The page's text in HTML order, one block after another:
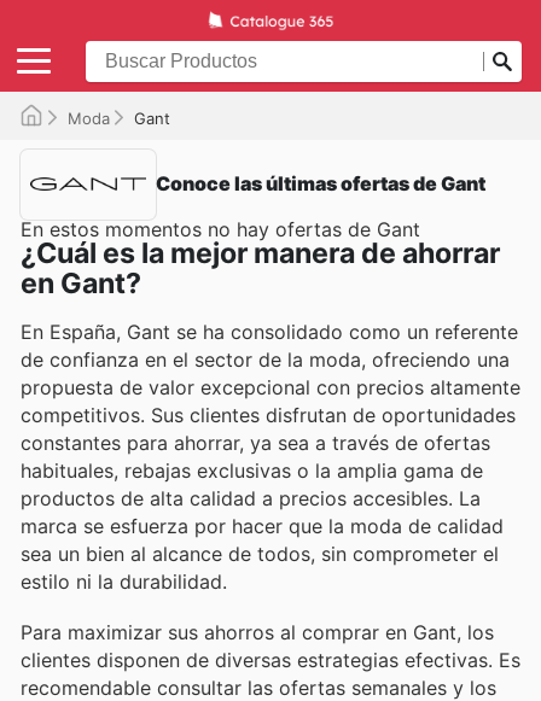
Moda Gant
Conoce las últimas ofertas de Gant
En estos momentos no hay ofertas de Gant
¿Cuál es la mejor manera de ahorrar
en Gant?
En España, Gant se ha consolidado como un referente
de confianza en el sector de la moda, ofreciendo una
propuesta de valor excepcional con precios altamente
competitivos. Sus clientes disfrutan de oportunidades
constantes para ahorrar, ya sea a través de ofertas
habituales, rebajas exclusivas o la amplia gama de
productos de alta calidad a precios accesibles. La
marca se esfuerza por hacer que la moda de calidad
sea un bien al alcance de todos, sin comprometer el
estilo ni la durabilidad.
Para maximizar sus ahorros al comprar en Gant, los
clientes disponen de diversas estrategias efectivas. Es
recomendable consultar las ofertas semanales y los